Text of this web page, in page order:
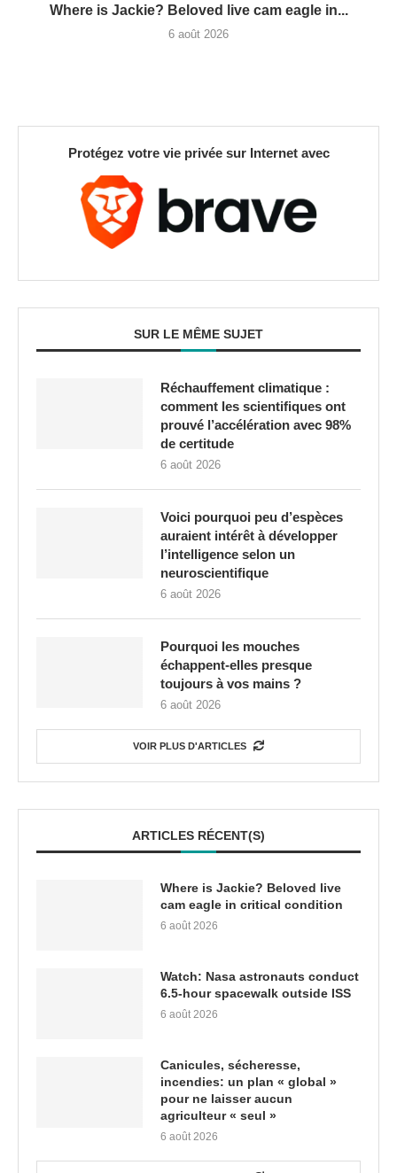
Where is Jackie? Beloved live cam eagle in...
6 août 2026
Protégez votre vie privée sur Internet avec
SUR LE MÊME SUJET
Réchauffement climatique :
comment les scientifiques ont
prouvé l’accélération avec 98%
de certitude
6 août 2026
Voici pourquoi peu d’espèces
auraient intérêt à développer
l’intelligence selon un
neuroscientifique
6 août 2026
Pourquoi les mouches
échappent-elles presque
toujours à vos mains ?
6 août 2026
VOIR PLUS D'ARTICLES
ARTICLES RÉCENT(S)
Where is Jackie? Beloved live
cam eagle in critical condition
6 août 2026
Watch: Nasa astronauts conduct
6.5-hour spacewalk outside ISS
6 août 2026
Canicules, sécheresse,
incendies: un plan « global »
pour ne laisser aucun
agriculteur « seul »
6 août 2026